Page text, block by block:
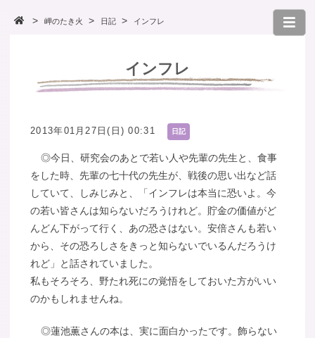
岬のたき火 日記 インフレ
インフレ
2013年01月27日(日) 00:31 日記
◎今日、研究会のあとで若い人や先輩の先生と、食事
をした時、先輩の七十代の先生が、戦後の思い出など話
していて、しみじみと、「インフレは本当に恐いよ。今
の若い皆さんは知らないだろうけれど。貯金の価値がど
んどん下がって行く、あの恐さはない。安倍さんも若い
から、その恐ろしさをきっと知らないでいるんだろうけ
れど」と話されていました。
私もそろそろ、野たれ死にの覚悟をしておいた方がいい
のかもしれませんね。
◎蓮池薫さんの本は、実に面白かったです。飾らない